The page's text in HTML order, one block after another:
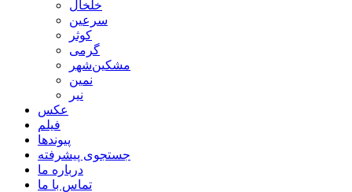
خلخال
سرعین
کوثر
گرمی
مشکین‌شهر
نمین
نیر
عکس
فیلم
پیوندها
جستجوی پیشرفته
درباره ما
تماس با ما